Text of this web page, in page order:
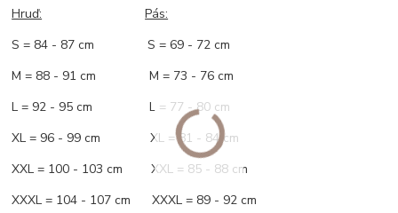
Hruď:
Pás:
S = 84 - 87 cm S = 69 - 72 cm
M = 88 - 91 cm M = 73 - 76 cm
L = 92 - 95 cm L = 77 - 80 cm
XL = 96 - 99 cm XL = 81 - 84 cm
XXL = 100 - 103 cm XXL = 85 - 88 cm
XXXL = 104 - 107 cm XXXL = 89 - 92 cm